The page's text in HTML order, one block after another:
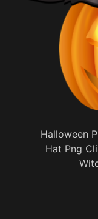
Halloween
Hat Png